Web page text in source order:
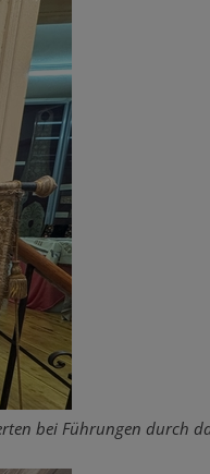
bei Führungen durch